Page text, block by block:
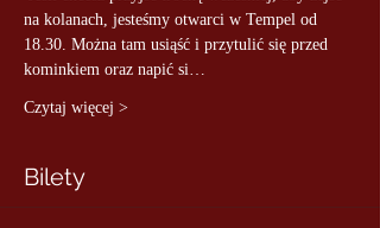
na kolanach, jesteśmy otwarci w Tempel od
18.30. Można tam usiąść i przytulić się przed
kominkiem oraz napić si…
Czytaj więcej >
Bilety